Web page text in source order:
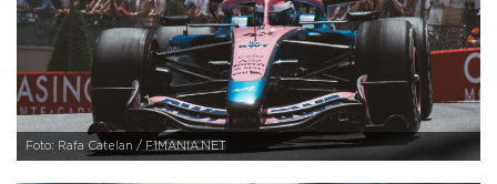
Foto: Rafa Catelan / F1MANIA.NET